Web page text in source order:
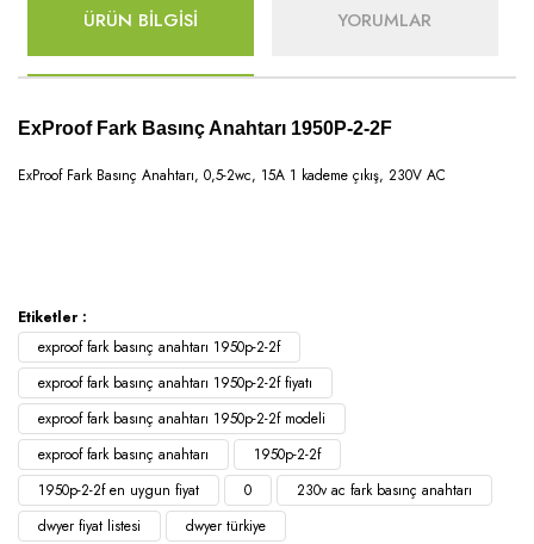
ÜRÜN BİLGİSİ YORUMLAR
ExProof Fark Basınç Anahtarı 1950P-2-2F
ExProof Fark Basınç Anahtarı, 0,5-2wc, 15A 1 kademe çıkış, 230V AC
Etiketler :
exproof fark basınç anahtarı 1950p-2-2f
exproof fark basınç anahtarı 1950p-2-2f fiyatı
exproof fark basınç anahtarı 1950p-2-2f modeli
exproof fark basınç anahtarı
1950p-2-2f
1950p-2-2f en uygun fiyat
0
230v ac fark basınç anahtarı
dwyer fiyat listesi
dwyer türkiye